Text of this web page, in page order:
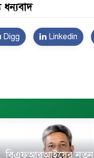
ধন্যবাদ
Digg Linkedin
বিএফআরআইয়ের নতুন